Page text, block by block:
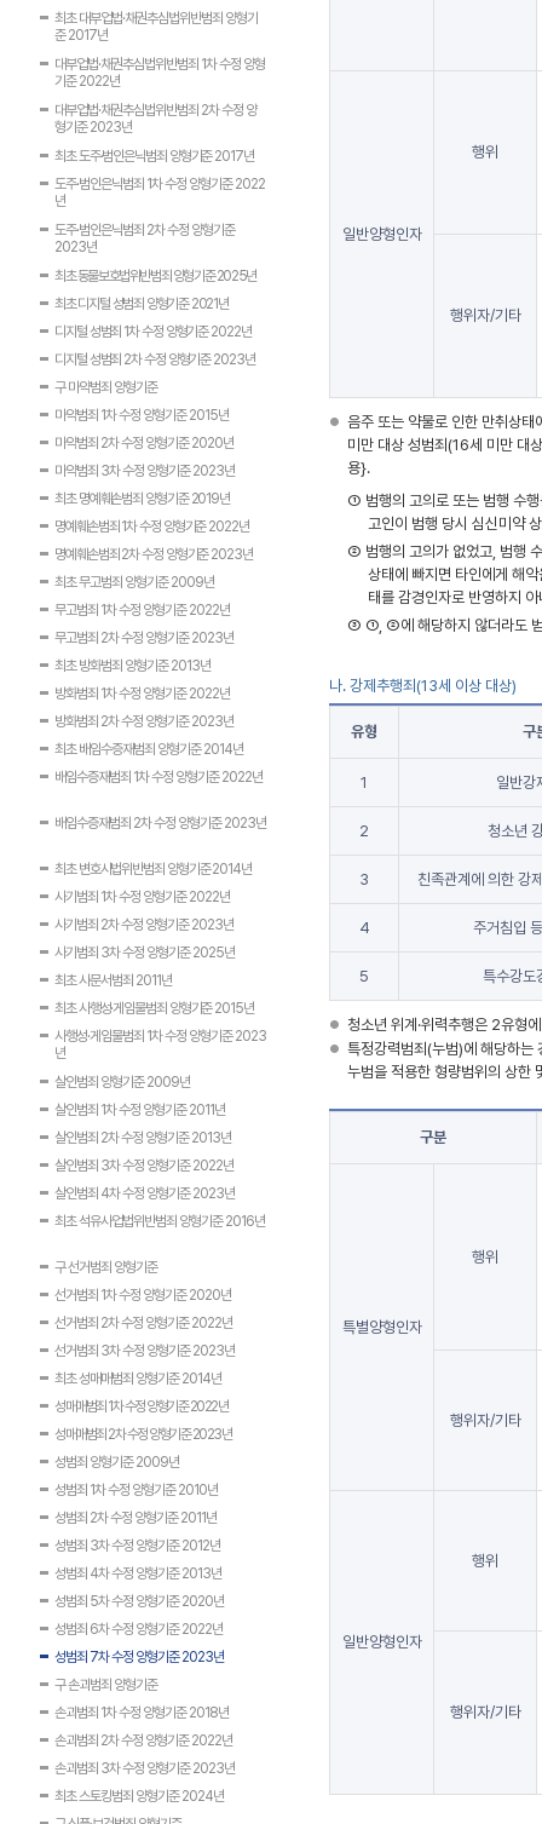
최초 대부업법·채권추심법위반범죄 양형기
준 2017년
대부업법·채권추심법위반범죄 1차 수정 양형
기준 2022년
대부업법·채권추심법위반범죄 2차 수정 양
형기준 2023년
최초 도주·범인은닉범죄 양형기준 2017년
도주·범인은닉범죄 1차 수정 양형기준 2022
년
도주·범인은닉범죄 2차 수정 양형기준
2023년
최초 동물보호법위반범죄 양형기준 2025년
최초 디지털 성범죄 양형기준 2021년
디지털 성범죄 1차 수정 양형기준 2022년
디지털 성범죄 2차 수정 양형기준 2023년
구 마약범죄 양형기준
마약범죄 1차 수정 양형기준 2015년
마약범죄 2차 수정 양형기준 2020년
마약범죄 3차 수정 양형기준 2023년
최초 명예훼손범죄 양형기준 2019년
명예훼손범죄 1차 수정 양형기준 2022년
명예훼손범죄 2차 수정 양형기준 2023년
최초 무고범죄 양형기준 2009년
무고범죄 1차 수정 양형기준 2022년
무고범죄 2차 수정 양형기준 2023년
최초 방화범죄 양형기준 2013년
방화범죄 1차 수정 양형기준 2022년
방화범죄 2차 수정 양형기준 2023년
최초 배임수증재범죄 양형기준 2014년
배임수증재범죄 1차 수정 양형기준 2022년
배임수증재범죄 2차 수정 양형기준 2023년
최초 변호사법위반범죄 양형기준 2014년
사기범죄 1차 수정 양형기준 2022년
사기범죄 2차 수정 양형기준 2023년
사기범죄 3차 수정 양형기준 2025년
최초 사문서범죄 2011년
최초 사행성·게임물범죄 양형기준 2015년
사행성·게임물범죄 1차 수정 양형기준 2023
년
살인범죄 양형기준 2009년
살인범죄 1차 수정 양형기준 2011년
살인범죄 2차 수정 양형기준 2013년
살인범죄 3차 수정 양형기준 2022년
살인범죄 4차 수정 양형기준 2023년
최초 석유사업법위반범죄 양형기준 2016년
구 선거범죄 양형기준
선거범죄 1차 수정 양형기준 2020년
선거범죄 2차 수정 양형기준 2022년
선거범죄 3차 수정 양형기준 2023년
최초 성매매범죄 양형기준 2014년
성매매범죄 1차 수정 양형기준 2022년
성매매범죄 2차 수정 양형기준 2023년
성범죄 양형기준 2009년
성범죄 1차 수정 양형기준 2010년
성범죄 2차 수정 양형기준 2011년
성범죄 3차 수정 양형기준 2012년
성범죄 4차 수정 양형기준 2013년
성범죄 5차 수정 양형기준 2020년
성범죄 6차 수정 양형기준 2022년
성범죄 7차 수정 양형기준 2023년
구 손괴범죄 양형기준
손괴범죄 1차 수정 양형기준 2018년
손괴범죄 2차 수정 양형기준 2022년
손괴범죄 3차 수정 양형기준 2023년
최초 스토킹범죄 양형기준 2024년
일반양형인자
행위
행위자/기타
음주 또는 약물로 인한 만취상
미만 대상 성범죄(16세 미만 대
용}.
① 범행의 고의로 또는 범행 수
고인이 범행 당시 심신미약
② 범행의 고의가 없었고, 범행
상태에 빠지면 타인에게 해
태를 감경인자로 반영하지
③ ①, ②에 해당하지 않더라도
나. 강제추행죄(13세 이상 대상)
유형 구
1 일반강
2 청소년
3 친족관계에 의한 강
4 주거침입
5 특수강도
청소년 위계·위력추행은 2유형
특정강력범죄(누범)에 해당하는
누범을 적용한 형량범위의 상한
구분
특별양형인자
행위
행위자/기타
일반양형인자
행위
행위자/기타